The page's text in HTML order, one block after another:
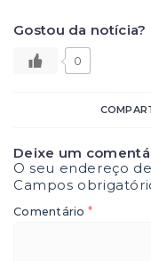
Gostou da notícia?
0
Deixe um
O seu endereço
Campos
Comentário *